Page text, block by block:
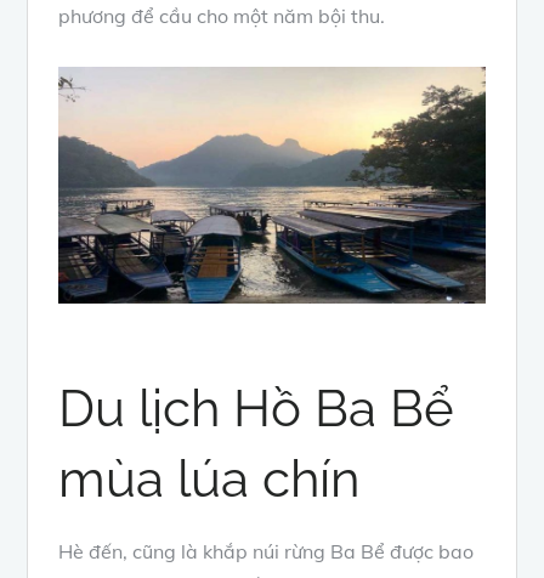
phương để cầu cho một năm bội thu.
Du lịch Hồ Ba Bể
mùa lúa chín
Hè đến, cũng là khắp núi rừng Ba Bể được bao